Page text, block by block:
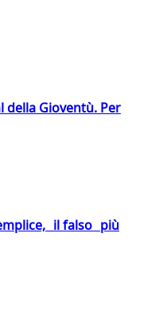
della Gioventù. Per
il falso più